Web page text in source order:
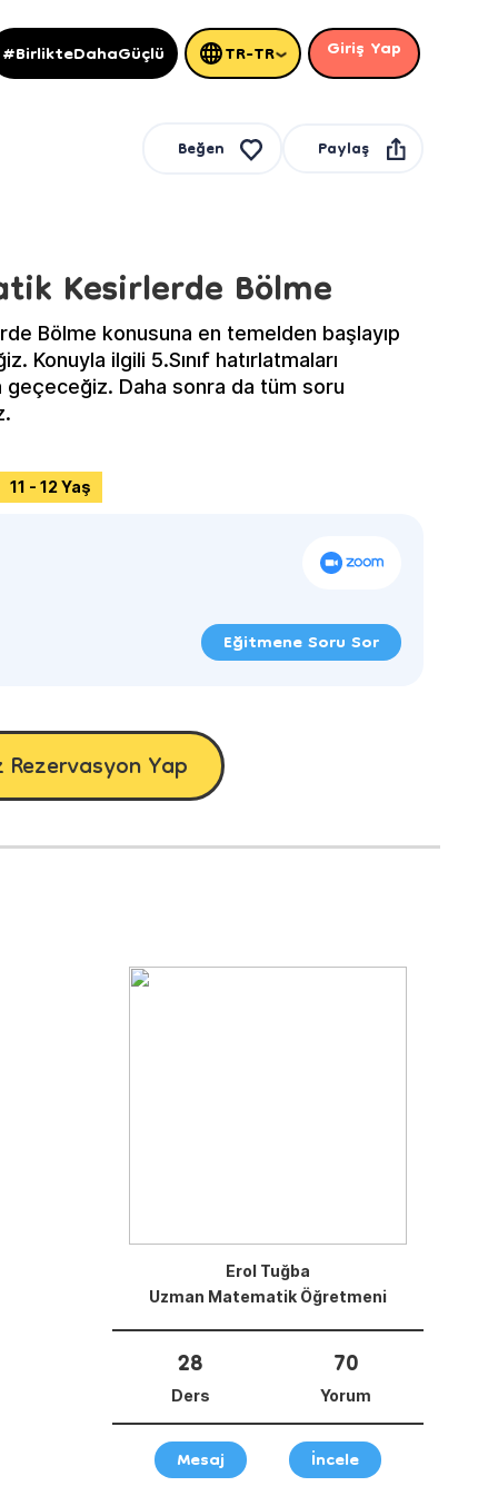
#BirlikteDahaGüçlü TR-TR Giriş Yap
Beğen
Paylaş
Kesirlerde Bölme
Bölme konusuna en temelden başlayıp
Konuyla ilgili 5.Sınıf hatırlatmaları
geçeceğiz. Daha sonra da tüm soru
11 - 12 Yaş
Eğitmene Soru Sor
Yap
Erol Tuğba
Uzman Matematik Öğretmeni
28
Ders
70
Yorum
Mesaj İncele